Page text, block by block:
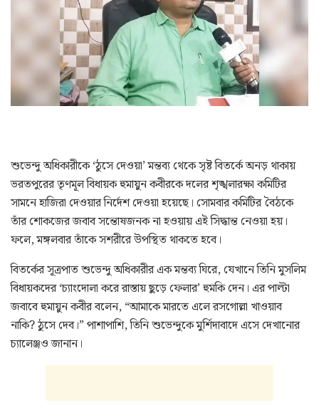
শুভেন্দু অধিকারীকে ‘ঠুসে দেওয়া’ মন্তব্য থেকে সৃষ্ট বিতর্কে অনড় থাকায়
ভরতপুরের তৃণমূল বিধায়ক হুমায়ুন কবীরকে দলের শৃঙ্খলারক্ষা কমিটির
সামনে হাজিরা দেওয়ার নির্দেশ দেওয়া হয়েছে। সোমবার কমিটির বৈঠকে
তাঁর শোকজের জবাব সন্তোষজনক না হওয়ায় এই সিদ্ধান্ত নেওয়া হয়।
ফলে, মঙ্গলবার তাঁকে সশরীরে উপস্থিত থাকতে হবে।
বিতর্কের সূত্রপাত শুভেন্দু অধিকারীর এক মন্তব্য ঘিরে, যেখানে তিনি মুসলিম
বিধায়কদের ‘চ্যাংদোলা করে রাস্তায় ছুড়ে ফেলার’ হুমকি দেন। এর পাল্টা
জবাবে হুমায়ুন কবীর বলেন, “আমাকে মারতে এলে রসগোল্লা খাওয়াব
নাকি? ঠুসে দেব।” পাশাপাশি, তিনি শুভেন্দুকে মুর্শিদাবাদে এসে দেখানোর
চ্যালেঞ্জও জানান।